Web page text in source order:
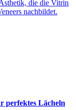
die die Vitrin
nachbildet.
perfektes Lächeln